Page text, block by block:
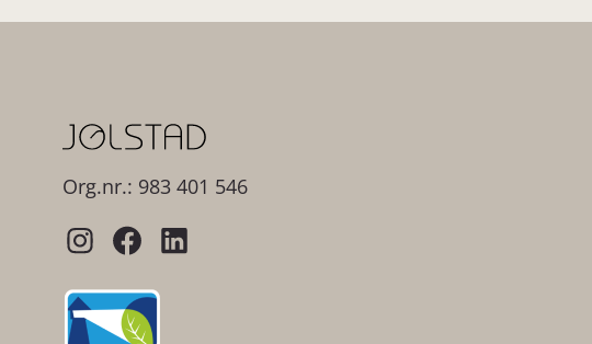
Org.nr.: 983 401 546